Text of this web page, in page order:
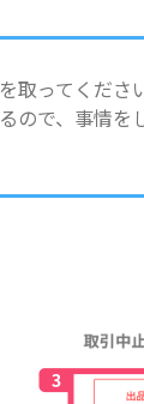
取ってくださ
ので、事情